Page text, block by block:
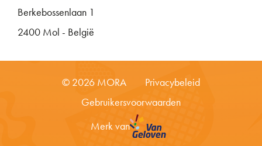
Berkebossenlaan 1
2400 Mol - België
FOOTER MENU ONDERKANT NL
© 2026 MORA
Privacybeleid
Gebruikersvoorwaarden
Merk van